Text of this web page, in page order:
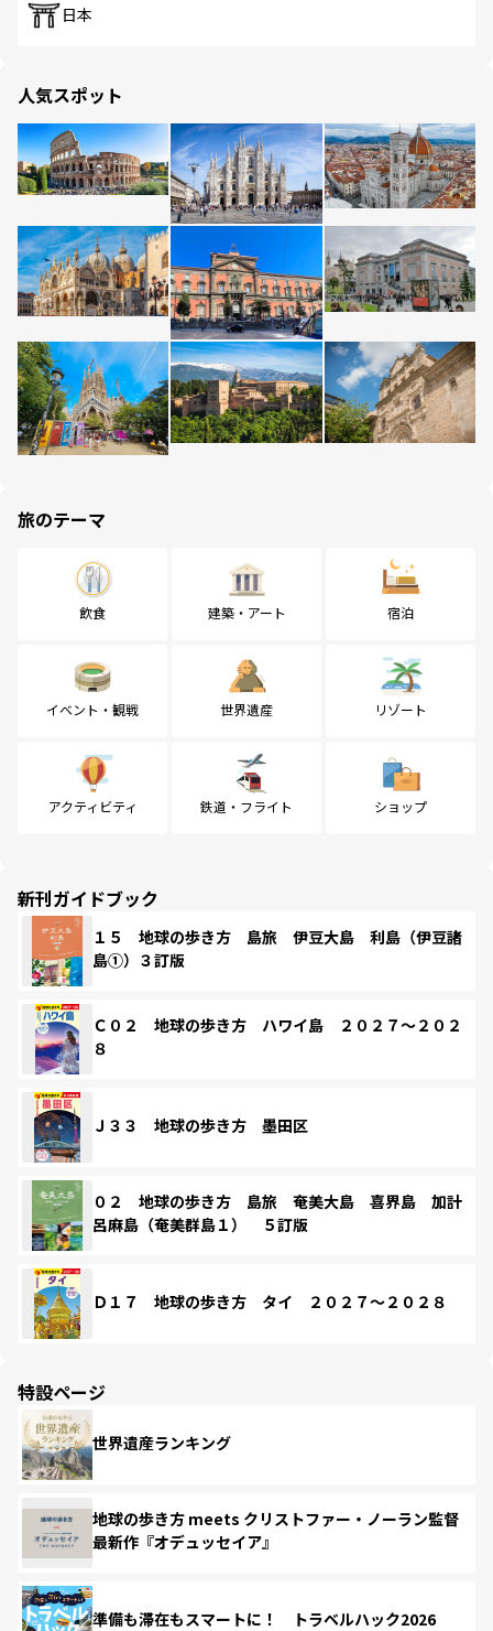
日本
人気スポット
旅のテーマ
飲食 建築・アート 宿泊
イベント・観戦 世界遺産 リゾート
アクティビティ 鉄道・フライト ショップ
新刊ガイドブック
１５ 地球の歩き方 島旅 伊豆大島 利島（伊豆諸
島①）３訂版
Ｃ０２ 地球の歩き方 ハワイ島 ２０２７～２０２
８
Ｊ３３ 地球の歩き方 墨田区
０２ 地球の歩き方 島旅 奄美大島 喜界島 加計
呂麻島（奄美群島１） ５訂版
Ｄ１７ 地球の歩き方 タイ ２０２７～２０２８
特設ページ
世界遺産ランキング
地球の歩き方 meets クリストファー・ノーラン監督
最新作『オデュッセイア』
準備も滞在もスマートに！ トラベルハック2026